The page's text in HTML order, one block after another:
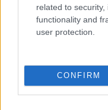
related to
functionality and
user protection.
CONFIRM